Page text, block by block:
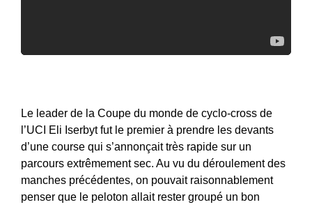
Le leader de la Coupe du monde de cyclo-cross de
l’UCI Eli Iserbyt fut le premier à prendre les devants
d’une course qui s’annonçait très rapide sur un
parcours extrêmement sec. Au vu du déroulement des
manches précédentes, on pouvait raisonnablement
penser que le peloton allait rester groupé un bon